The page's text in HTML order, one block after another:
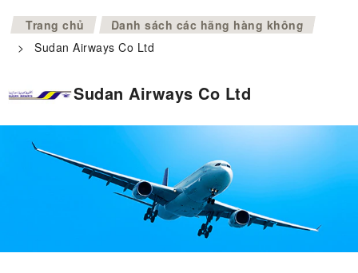
Trang chủ >
Danh sách các hãng hàng không
>
Sudan Airways Co Ltd
Sudan Airways Co Ltd